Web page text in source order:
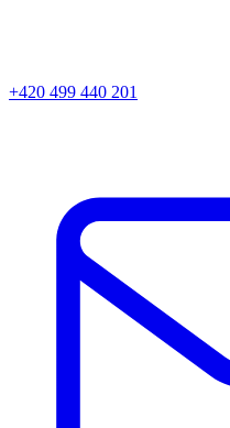
+420 499 440 201